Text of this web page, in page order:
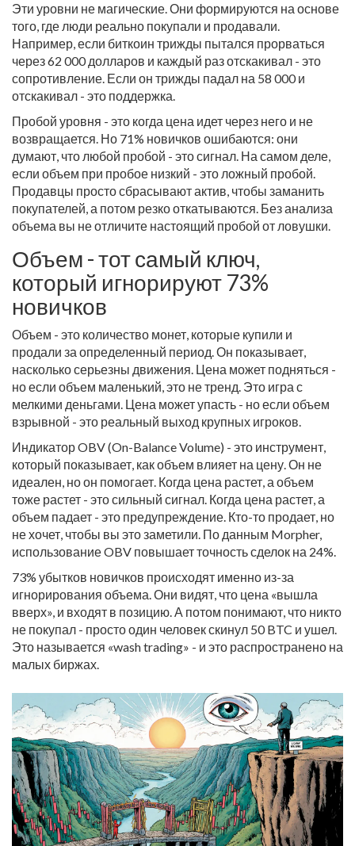
Эти уровни не магические. Они формируются на основе
того, где люди реально покупали и продавали.
Например, если биткоин трижды пытался прорваться
через 62 000 долларов и каждый раз отскакивал - это
сопротивление. Если он трижды падал на 58 000 и
отскакивал - это поддержка.
Пробой уровня - это когда цена идет через него и не
возвращается. Но 71% новичков ошибаются: они
думают, что любой пробой - это сигнал. На самом деле,
если объем при пробое низкий - это ложный пробой.
Продавцы просто сбрасывают актив, чтобы заманить
покупателей, а потом резко откатываются. Без анализа
объема вы не отличите настоящий пробой от ловушки.
Объем - тот самый ключ,
который игнорируют 73%
новичков
Объем - это количество монет, которые купили и
продали за определенный период. Он показывает,
насколько серьезны движения. Цена может подняться -
но если объем маленький, это не тренд. Это игра с
мелкими деньгами. Цена может упасть - но если объем
взрывной - это реальный выход крупных игроков.
Индикатор OBV (On-Balance Volume) - это инструмент,
который показывает, как объем влияет на цену. Он не
идеален, но он помогает. Когда цена растет, а объем
тоже растет - это сильный сигнал. Когда цена растет, а
объем падает - это предупреждение. Кто-то продает, но
не хочет, чтобы вы это заметили. По данным Morpher,
использование OBV повышает точность сделок на 24%.
73% убытков новичков происходят именно из-за
игнорирования объема. Они видят, что цена «вышла
вверх», и входят в позицию. А потом понимают, что никто
не покупал - просто один человек скинул 50 BTC и ушел.
Это называется «wash trading» - и это распространено на
малых биржах.